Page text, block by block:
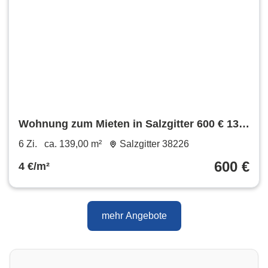
Wohnung zum Mieten in Salzgitter 600 € 139
m²
6 Zi. ca. 139,00 m² Salzgitter 38226
4 €/m² 600 €
mehr Angebote